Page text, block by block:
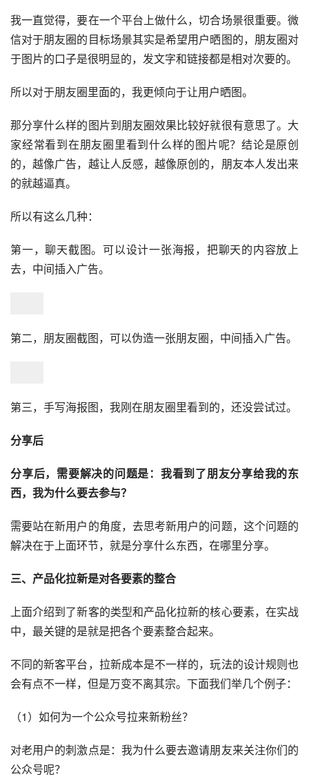
我一直觉得，要在一个平台上做什么，切合场景很重要。微
信对于朋友圈的目标场景其实是希望用户晒图的，朋友圈对
于图片的口子是很明显的，发文字和链接都是相对次要的。
所以对于朋友圈里面的，我更倾向于让用户晒图。
那分享什么样的图片到朋友圈效果比较好就很有意思了。大
家经常看到在朋友圈里看到什么样的图片呢？结论是原创
的，越像广告，越让人反感，越像原创的，朋友本人发出来
的就越逼真。
所以有这么几种：
第一，聊天截图。可以设计一张海报，把聊天的内容放上
去，中间插入广告。
第二，朋友圈截图，可以伪造一张朋友圈，中间插入广告。
第三，手写海报图，我刚在朋友圈里看到的，还没尝试过。
分享后
分享后，需要解决的问题是：我看到了朋友分享给我的东
西，我为什么要去参与？
需要站在新用户的角度，去思考新用户的问题，这个问题的
解决在于上面环节，就是分享什么东西，在哪里分享。
三、产品化拉新是对各要素的整合
上面介绍到了新客的类型和产品化拉新的核心要素，在实战
中，最关键的是就是把各个要素整合起来。
不同的新客平台，拉新成本是不一样的，玩法的设计规则也
会有点不一样，但是万变不离其宗。下面我们举几个例子：
（1）如何为一个公众号拉来新粉丝？
对老用户的刺激点是：我为什么要去邀请朋友来关注你们的
公众号呢？